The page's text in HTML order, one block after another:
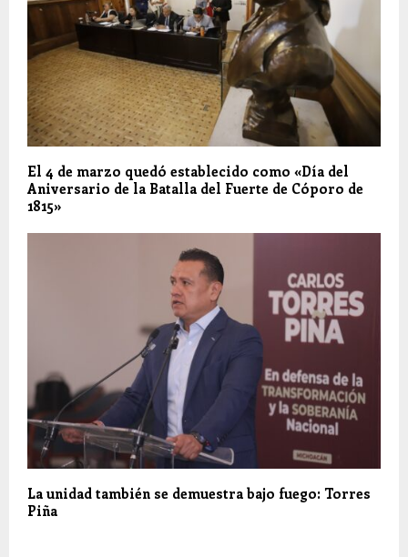
El 4 de marzo quedó establecido como «Día del
Aniversario de la Batalla del Fuerte de Cóporo de
1815»
La unidad también se demuestra bajo fuego: Torres
Piña